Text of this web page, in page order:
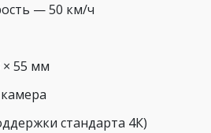
— 50 км/ч
× 55 мм
стандарта 4К)